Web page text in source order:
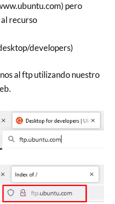
pero
recurso
developers)
al ftp utilizando nuestro